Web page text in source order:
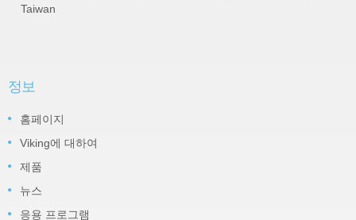
Taiwan
정보
홈페이지
Viking에 대하여
제품
뉴스
응용 프로그램